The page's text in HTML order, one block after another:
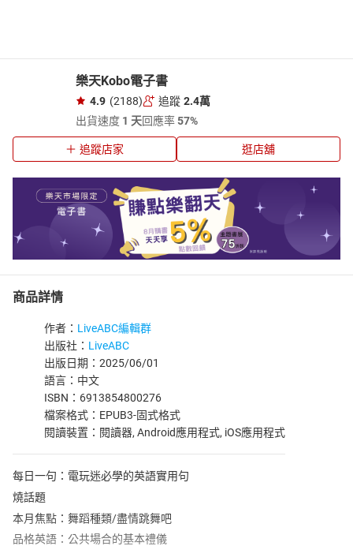
樂天Kobo電子書
4.9 (2188) 追蹤 2.4萬
出貨速度 1 天回應率57%
追蹤店家 逛店舖
商品詳情
作者： LiveABC編輯群
出版社： LiveABC
出版日期：2025/06/01
語言：中文
ISBN：6913854800276
檔案格式：EPUB3-固式格式
閱讀裝置：閱讀器, Android應用程式, iOS應用程式
每日一句：電玩迷必學的英語實用句
燒話題
本月焦點：舞蹈種類/盡情跳舞吧
品格英語：公共場合的基本禮儀